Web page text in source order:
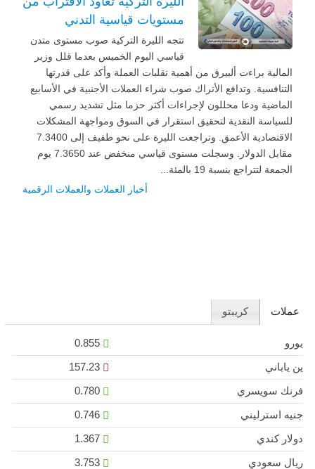
مستويات قياسية التدني
تتجه الليرة التركية صوب مستوى متدن
قياسي اليوم الخميس بعدما قلل وزير
المالية براءت ألبيرق من أهمية تقلبات العملة وأكد على قدرتها
التنافسية. وتدافع الأتراك صوب شراء العملات الأجنبية في الأسابيع
الماضية ودعا محللون لإجراءات أكثر حزما مثل تشديد رسمي
للسياسة النقدية لتحقيق استقرار في السوق ومواجهة المشكلات
الاقتصادية الأعمق. وتراجعت الليرة على نحو طفيف إلى 7.3400
مقابل الدولار. وسجلت مستوى قياسي منخفض عند 7.3650 يوم
الجمعة لتتراجع بنسبة 19 بالمئة...
أخبار العملات والعملات الرقمية
عملات كريبتو
يورو
0.855
ين ياباني
157.23
فرنك سويسري
0.780
جنيه استرليني
0.746
دولار كندي
1.367
ريال سعودي
3.753